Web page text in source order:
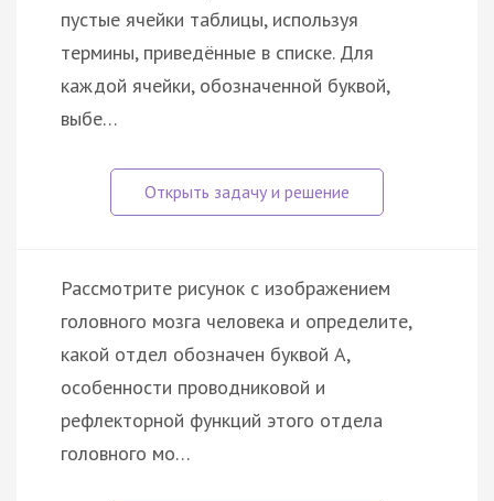
пустые ячейки таблицы, используя
термины, приведённые в списке. Для
каждой ячейки, обозначенной буквой,
выбе…
Рассмотрите рисунок с изображением
головного мозга человека и определите,
какой отдел обозначен буквой А,
особенности проводниковой и
рефлекторной функций этого отдела
головного мо…